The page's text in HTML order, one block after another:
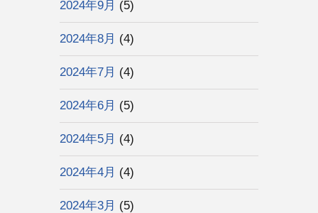
2024年9月 (5)
2024年8月 (4)
2024年7月 (4)
2024年6月 (5)
2024年5月 (4)
2024年4月 (4)
2024年3月 (5)